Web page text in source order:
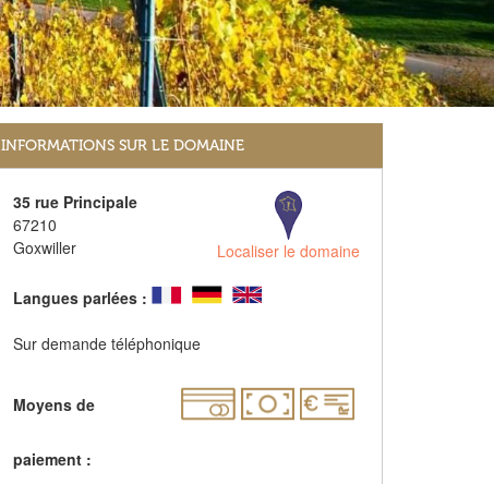
INFORMATIONS SUR LE DOMAINE
35 rue Principale
67210
Goxwiller
Localiser le domaine
Langues parlées :
Sur demande téléphonique
Moyens de
paiement :